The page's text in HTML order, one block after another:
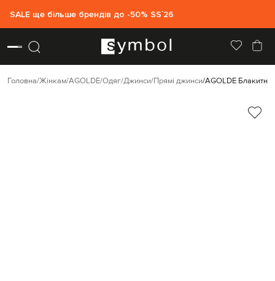
SALE ще більше брендів до -50% SS`26
Головна Жінкам AGOLDE Одяг Джинси Прямі джинси AGOLDE Блакитні